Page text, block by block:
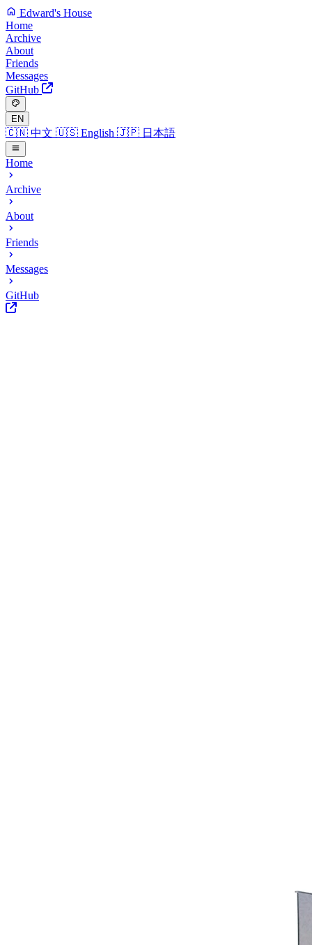
Edward's House
Home
Archive
About
Friends
Messages
GitHub
EN
🇨🇳 中文 🇺🇸 English 🇯🇵 日本語
Home
Archive
About
Friends
Messages
GitHub